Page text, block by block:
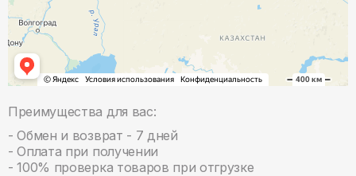
Преимущества для вас:
- Обмен и возврат - 7 дней
- Оплата при получении
- 100% проверка товаров при отгрузке